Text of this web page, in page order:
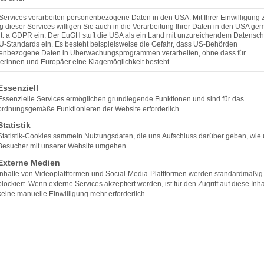
Zimmer, 50 m²
über unser Büro vermittelt. Melsdorf – ein Standort,
. Eine erste
verarbeiten personenbezogene Daten in den USA. Mit Ihrer Einwilligung
dieser Services willigen Sie auch in die Verarbeitung Ihrer Daten in den USA
a GDPR ein. Der EuGH stuft die USA als ein Land mit unzureichendem
Standards ein. Es besteht beispielsweise die Gefahr, dass US-Behörden
Daten in Überwachungsprogrammen verarbeiten, ohne dass für
und Europäer eine Klagemöglichkeit besteht.
eine Liste der Service-Gruppen, für die eine
Services ermöglichen grundlegende Funktionen und sind für das
Funktionieren der Website erforderlich.
Cookies sammeln Nutzungsdaten, die uns Aufschluss darüber geben, wie
mit unserer Website umgehen.
Medien
Inhalte von Videoplattformen und Social-Media-Plattformen werden standardmäßig
Wenn externe Services akzeptiert werden, ist für den Zugriff auf diese
manuelle Einwilligung mehr erforderlich.